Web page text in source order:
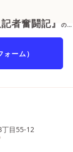
者奮闘記』 の感想をおくる
ーム）
丁目55-12